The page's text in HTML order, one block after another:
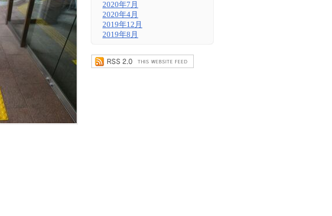
2020年7月
2020年4月
2019年12月
2019年8月